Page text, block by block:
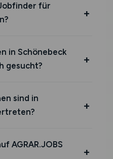
für
in Schönebeck
gesucht?
sind in
AGRAR.JOBS